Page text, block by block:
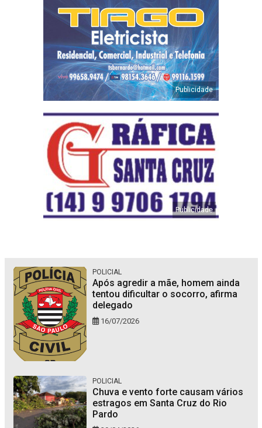
POLICIAL
Após agredir a mãe, homem ainda
tentou dificultar o socorro, afirma
delegado
16/07/2026
POLICIAL
Chuva e vento forte causam vários
estragos em Santa Cruz do Rio
Pardo